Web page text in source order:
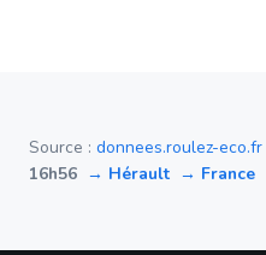
Source : donnees.roulez-eco.fr
16h56 → Hérault → France